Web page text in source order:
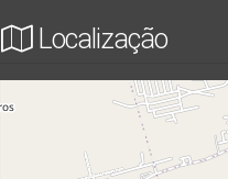
Localização